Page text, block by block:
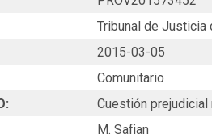
Tribunal de Justicia
2015-03-05
Comunitario
Cuestión prejudicial
M. Safjan